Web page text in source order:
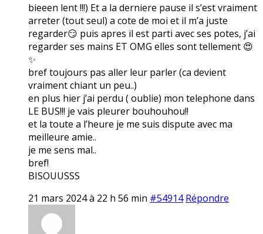
bieeen lent !!!) Et a la derniere pause il s’est vraiment
arreter (tout seul) a cote de moi et il m’a juste
regarder😏 puis apres il est parti avec ses potes, j’ai
regarder ses mains ET OMG elles sont tellement 😍
✨
bref toujours pas aller leur parler (ca devient
vraiment chiant un peu..)
en plus hier j’ai perdu ( oublie) mon telephone dans
LE BUS!!! je vais pleurer bouhouhou!!
et la toute a l’heure je me suis dispute avec ma
meilleure amie..
je me sens mal..
bref!
BISOUUSSS
21 mars 2024 à 22 h 56 min #54914 Répondre